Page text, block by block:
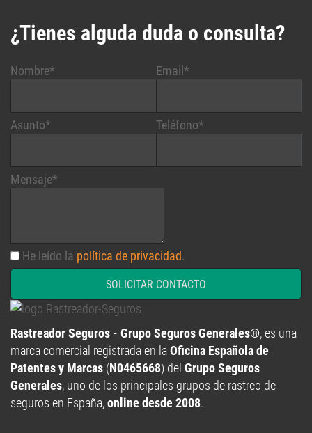
¿Tienes alguda duda o consulta?
Nombre*
Asunto*
Email*
Teléfono*
Mensaje*
He leído la política de privacidad.
SOLICITAR CONTACTO
Rastreador Seguros - Grupo Seguros Generales®, es una
marca comercial registrada en laOficina Española de
Patentes y Marcas (N0465668) del Grupo Seguros
Generales, uno de los principales grupos de rastreo de
seguros en España,online desde 2008.